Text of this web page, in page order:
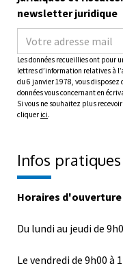
newsletter juridique
Les données recueillies ont pour
lettres d’information relatives à
du 6 janvier 1978, vous disposez
données vous concernant en
Si vous ne souhaitez plus
cliquer ici.
Infos pratiques
Horaires d'ouverture
Du lundi au jeudi de
Le vendredi de 9h00 à